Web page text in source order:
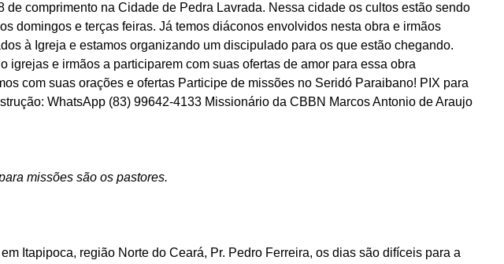
de comprimento na Cidade de Pedra Lavrada. Nessa cidade os cultos estão sendo
domingos e terças feiras. Já temos diáconos envolvidos nesta obra e irmãos
à Igreja e estamos organizando um discipulado para os que estão chegando.
igrejas e irmãos a participarem com suas ofertas de amor para essa obra
com suas orações e ofertas Participe de missões no Seridó Paraibano! PIX para
WhatsApp (83) 99642-4133 Missionário da CBBN Marcos Antonio de Araujo
missões são os pastores.
Itapipoca, região Norte do Ceará, Pr. Pedro Ferreira, os dias são difíceis para a